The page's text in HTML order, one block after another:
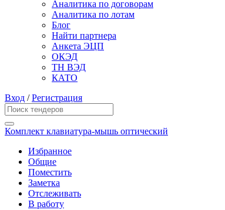
Аналитика по договорам
Аналитика по лотам
Блог
Найти партнера
Анкета ЭЦП
ОКЭД
ТН ВЭД
КАТО
Вход /Регистрация
Комплект клавиатура-мышь оптический
Избранное
Общие
Поместить
Заметка
Отслеживать
В работу